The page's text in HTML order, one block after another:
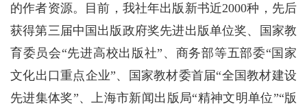
的作者资源。目前，我社年出版新书近2000种，先后
获得第三届中国出版政府奖先进出版单位奖、国家教
育委员会“先进高校出版社”、商务部等五部委“国家
文化出口重点企业”、国家教材委首届“全国教材建设
先进集体奖”、上海市新闻出版局“精神文明单位”“版